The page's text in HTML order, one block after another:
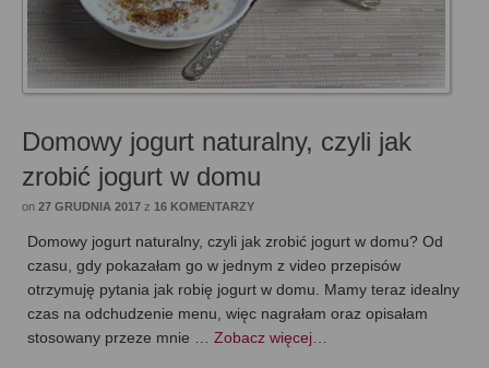
Domowy jogurt naturalny, czyli jak
zrobić jogurt w domu
on 27 GRUDNIA 2017 z 16 KOMENTARZY
Domowy jogurt naturalny, czyli jak zrobić jogurt w domu? Od
czasu, gdy pokazałam go w jednym z video przepisów
otrzymuję pytania jak robię jogurt w domu. Mamy teraz idealny
czas na odchudzenie menu, więc nagrałam oraz opisałam
stosowany przeze mnie … Zobacz więcej…